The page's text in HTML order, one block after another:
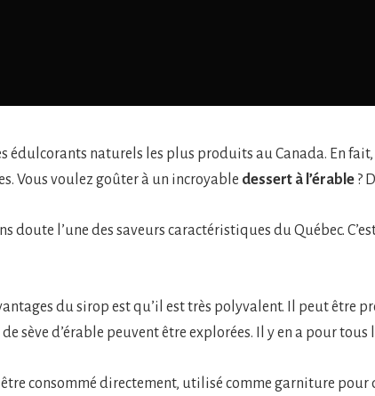
édulcorants naturels les plus produits au Canada. En
Vous voulez goûter à un incroyable dessert à l’érable ?
doute l’une des saveurs caractéristiques du Québec.
du sirop est qu’il est très polyvalent. Il peut être
sève d’érable peuvent être explorées. Il y en a pour
consommé directement, utilisé comme garniture